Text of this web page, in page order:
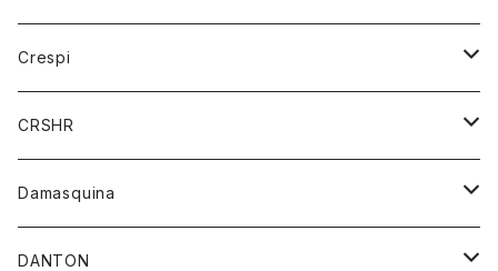
チーフ
バンダナ
トレーナー
パーカー
アウター
ジャケット
Crespi
ジャケット
ワンピース
ブラウス
CRSHR
キャップ
Damasquina
ウォレット
DANTON